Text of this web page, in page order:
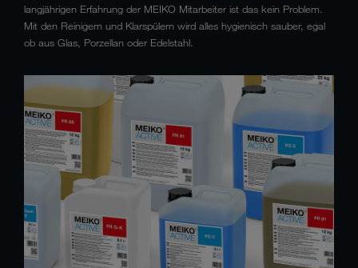
langjährigen Erfahrung der MEIKO Mitarbeiter ist das kein Problem.
Mit den Reinigern und Klarspülern wird alles hygienisch sauber, egal
ob aus Glas, Porzellan oder Edelstahl.